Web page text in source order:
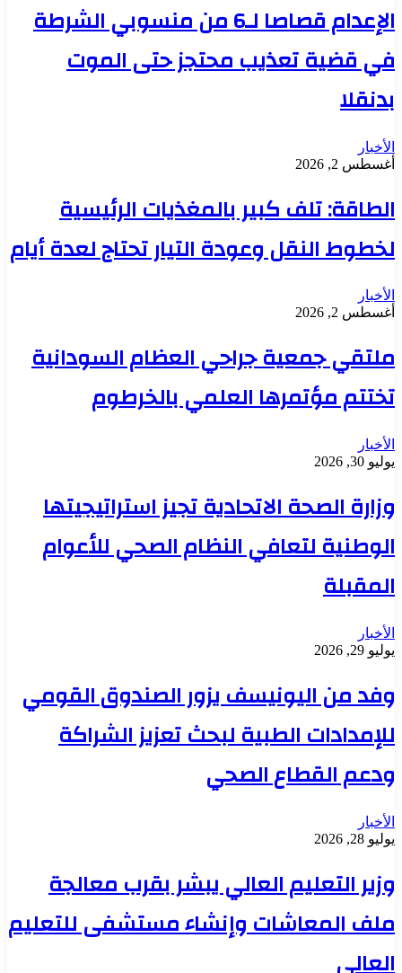
الإعدام قصاصا لـ6 من منسوبي الشرطة
في قضية تعذيب محتجز حتى الموت
بدنقلا
الأخبار
أغسطس 2, 2026
الطاقة: تلف كبير بالمغذيات الرئيسية
لخطوط النقل وعودة التيار تحتاج لعدة أيام
الأخبار
أغسطس 2, 2026
ملتقي جمعية جراحي العظام السودانية
تختتم مؤتمرها العلمي بالخرطوم
الأخبار
يوليو 30, 2026
وزارة الصحة الاتحادية تجيز استراتيجيتها
الوطنية لتعافي النظام الصحي للأعوام
المقبلة
الأخبار
يوليو 29, 2026
وفد من اليونيسف يزور الصندوق القومي
للإمدادات الطبية لبحث تعزيز الشراكة
ودعم القطاع الصحي
الأخبار
يوليو 28, 2026
وزير التعليم العالي يبشر بقرب معالجة
ملف المعاشات وإنشاء مستشفى للتعليم
العالي